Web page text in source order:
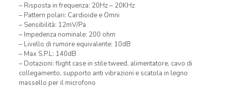
– Risposta in frequenza: 20Hz – 20KHz
– Pattern polari: Cardioide e Omni
– Sensibilità: 12mV/Pa
– Impedenza nominale: 200 ohm
– Livello di rumore equivalente: 10dB
– Max S.P.L: 140dB
– Dotazioni: flight case in stile tweed, alimentatore, cavo di
collegamento, supporto anti vibrazioni e scatola in legno
massello per il microfono